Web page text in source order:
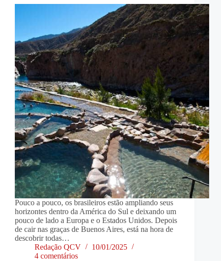
Pouco a pouco, os brasileiros estão ampliando seus
horizontes dentro da América do Sul e deixando um
pouco de lado a Europa e o Estados Unidos. Depois
de cair nas graças de Buenos Aires, está na hora de
descobrir todas…
Redação QCV
10/01/2025
4 comentários